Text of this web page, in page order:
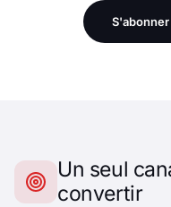
Un seul
convertir